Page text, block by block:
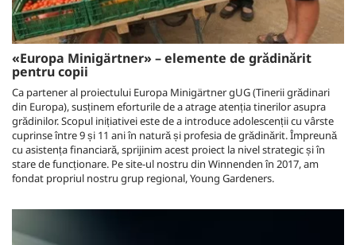
«Europa Minigärtner» – elemente de grădinărit
pentru copii
Ca partener al proiectului Europa Minigärtner gUG (Tinerii grădinari
din Europa), susținem eforturile de a atrage atenția tinerilor asupra
grădinilor. Scopul inițiativei este de a introduce adolescenții cu vârste
cuprinse între 9 și 11 ani în natură și profesia de grădinărit. Împreună
cu asistența financiară, sprijinim acest proiect la nivel strategic și în
stare de funcționare. Pe site-ul nostru din Winnenden în 2017, am
fondat propriul nostru grup regional, Young Gardeners.